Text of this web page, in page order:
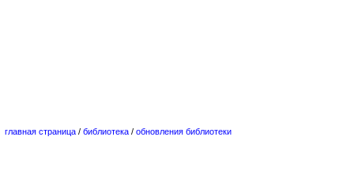
главная страница / библиотека / обновления библиотеки